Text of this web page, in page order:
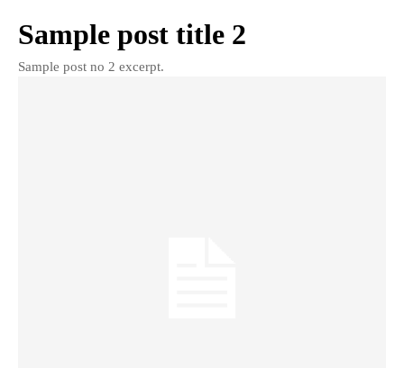
Sample post title 2
Sample post no 2 excerpt.